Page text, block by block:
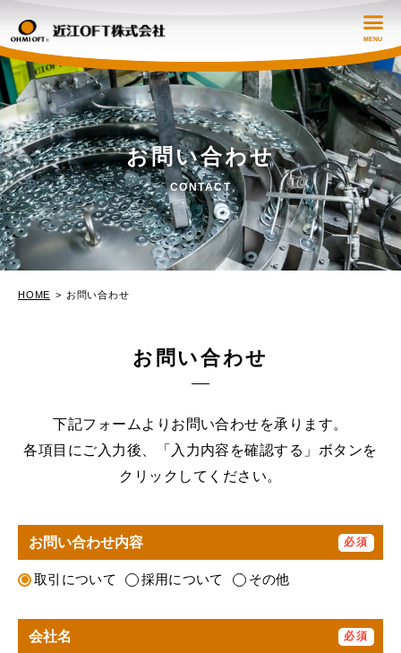
会社概要
製品情報
強みと技術
お問い合わせ
お問い合わせ
CONTACT
HOME お問い合わせ
お問い合わせ
下記フォームよりお問い合わせを承ります。
各項目にご入力後、「入力内容を確認する」ボタンを
クリックしてください。
お問い合わせ内容
取引について 採用について その他
会社名